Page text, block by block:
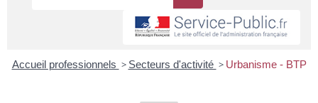
Accueil professionnels > Secteurs d'activité > Urbanisme - BTP